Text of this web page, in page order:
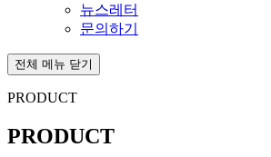
뉴스레터
문의하기
전체 메뉴 닫기
PRODUCT
PRODUCT